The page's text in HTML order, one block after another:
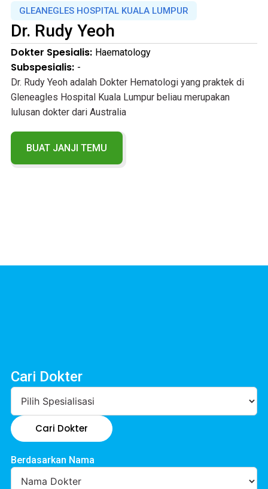
GLEANEGLES HOSPITAL KUALA LUMPUR
Dr. Rudy Yeoh
Dokter Spesialis: Haematology
Subspesialis: -
Dr. Rudy Yeoh adalah Dokter Hematologi yang praktek di
Gleneagles Hospital Kuala Lumpur beliau merupakan
lulusan dokter dari Australia
BUAT JANJI TEMU
Cari Dokter
Cari Dokter
Berdasarkan Nama